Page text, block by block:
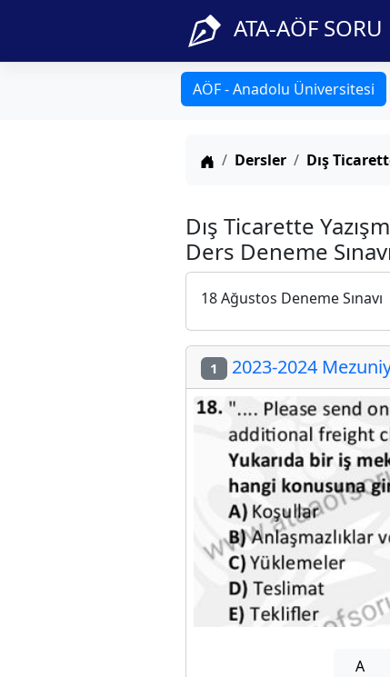
ATA-AÖF SORU
AÖF - Anadolu Üniversitesi
Anasayfa
Dersler Dış
Dış Ticarette
Ders Deneme
18 Ağustos Deneme Sınavı
1 2023-2024
A